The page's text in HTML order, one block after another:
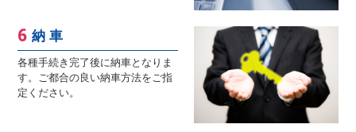
納 車
各種手続き完了後に納車となりま
す。ご都合の良い納車方法をご指
定ください。